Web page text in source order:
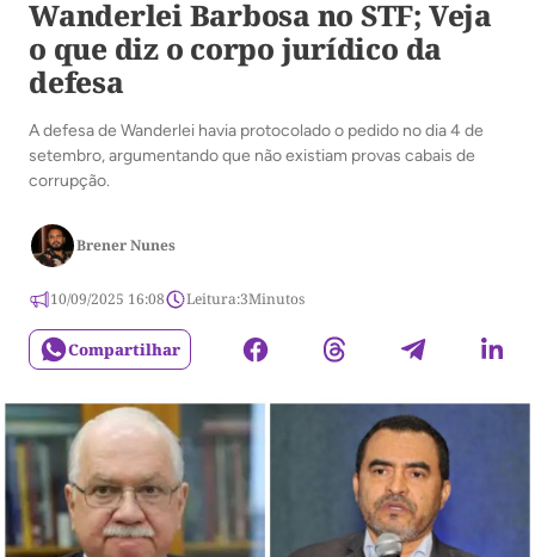
Wanderlei Barbosa no STF; Veja
o que diz o corpo jurídico da
defesa
A defesa de Wanderlei havia protocolado o pedido no dia 4 de
setembro, argumentando que não existiam provas cabais de
corrupção.
Brener Nunes
10/09/2025 16:08 Leitura:3Minutos
Compartilhar